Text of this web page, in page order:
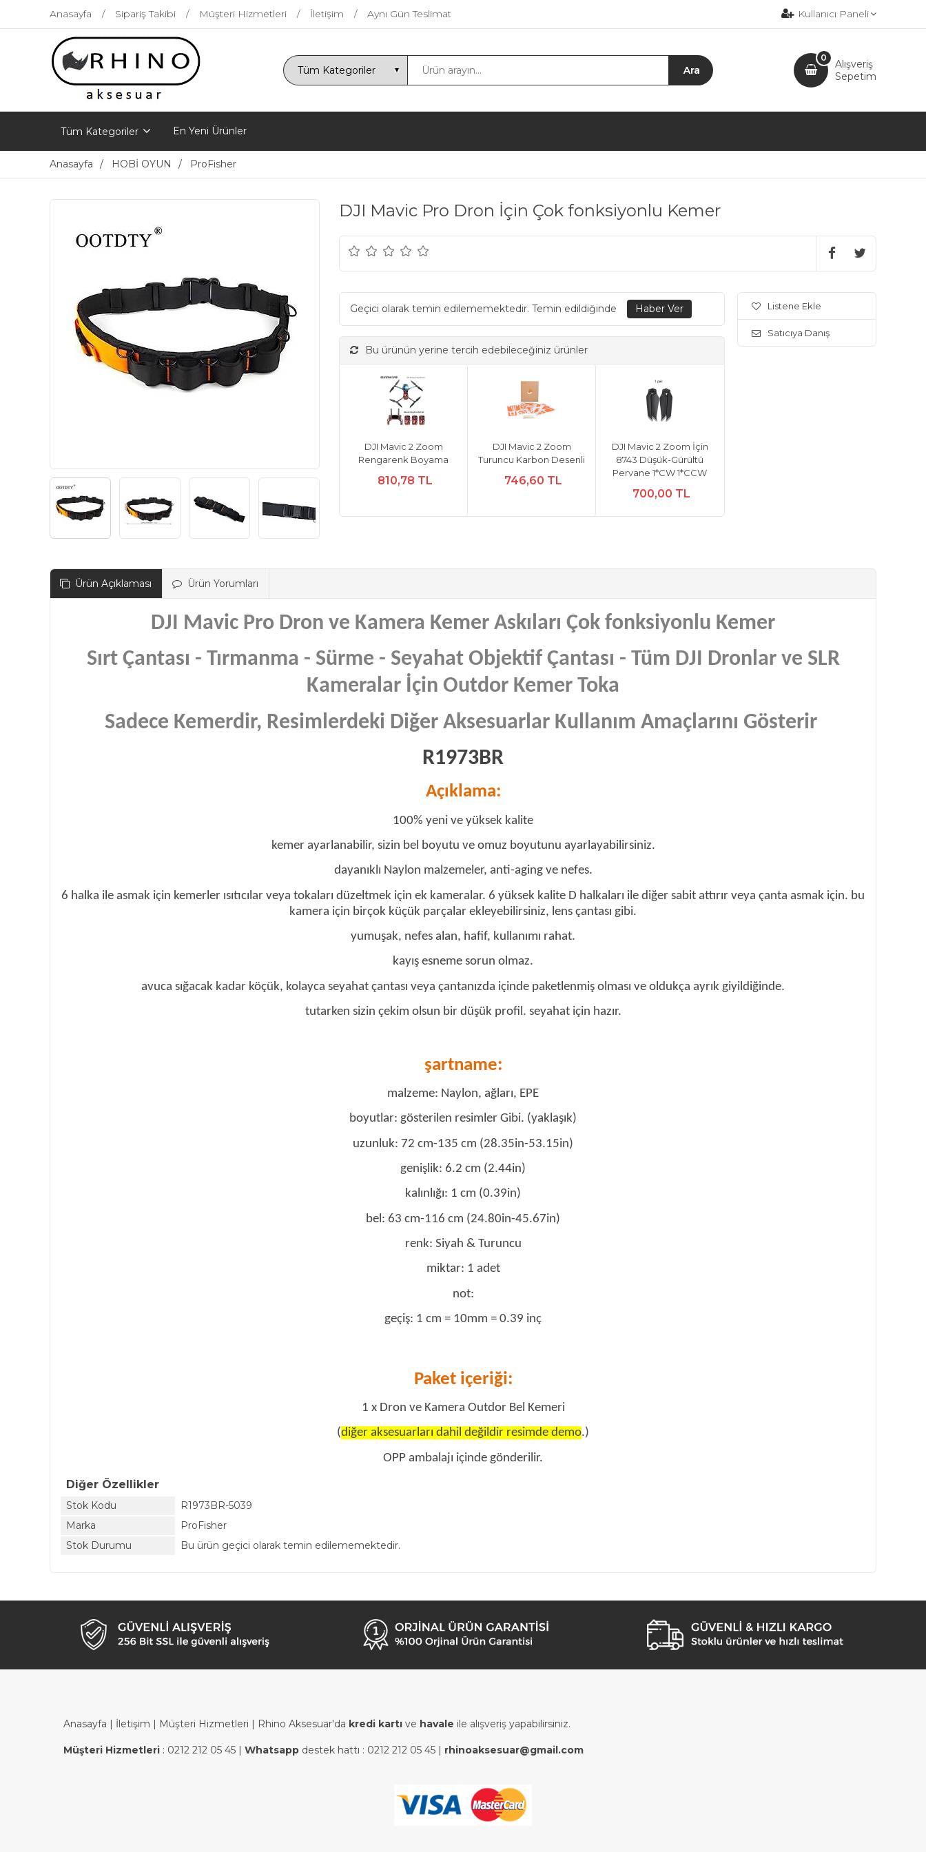
Anasayfa Sipariş Takibi Müşteri Hizmetleri İletişim Aynı Gün Teslimat Kullanıcı Paneli
Alışveriş
Sepetim
0
Tüm Kategoriler En Yeni Ürünler
Anasayfa HOBİ OYUN ProFisher
DJI Mavic Pro Dron İçin Çok fonksiyonlu Kemer
Geçici olarak temin edilememektedir. Temin edildiğinde
Bu ürünün yerine tercih edebileceğiniz ürünler
DJI Mavic 2 Zoom
Rengarenk Boyama
810,78 TL
DJI Mavic 2 Zoom
Turuncu Karbon Desenli
746,60 TL
DJI Mavic 2 Zoom İçin
8743 Düşük-Gürültü
Pervane 1*CW 1*CCW
700,00 TL
Listene Ekle
Satıcıya Danış
Ürün Açıklaması Ürün Yorumları
DJI Mavic Pro Dron ve Kamera Kemer Askıları Çok fonksiyonlu Kemer
Sırt Çantası - Tırmanma - Sürme - Seyahat Objektif Çantası - Tüm DJI Dronlar ve SLR
Kameralar İçin Outdor Kemer Toka
Sadece Kemerdir, Resimlerdeki Diğer Aksesuarlar Kullanım Amaçlarını Gösterir
R1973BR
Açıklama:
100% yeni ve yüksek kalite
kemer ayarlanabilir, sizin bel boyutu ve omuz boyutunu ayarlayabilirsiniz.
dayanıklı Naylon malzemeler, anti-aging ve nefes.
6 halka ile asmak için kemerler ısıtıcılar veya tokaları düzeltmek için ek kameralar. 6 yüksek kalite D halkaları ile diğer sabit attırır veya çanta asmak için. bu
kamera için birçok küçük parçalar ekleyebilirsiniz, lens çantası gibi.
yumuşak, nefes alan, hafif, kullanımı rahat.
kayış esneme sorun olmaz.
avuca sığacak kadar köçük, kolayca seyahat çantası veya çantanızda içinde paketlenmiş olması ve oldukça ayrık giyildiğinde.
tutarken sizin çekim olsun bir düşük profil. seyahat için hazır.
şartname:
malzeme: Naylon, ağları, EPE
boyutlar: gösterilen resimler Gibi. (yaklaşık)
uzunluk: 72 cm-135 cm (28.35in-53.15in)
genişlik: 6.2 cm (2.44in)
kalınlığı: 1 cm (0.39in)
bel: 63 cm-116 cm (24.80in-45.67in)
renk: Siyah & Turuncu
miktar: 1 adet
not:
geçiş: 1 cm = 10mm = 0.39 inç
Paket içeriği:
1 x Dron ve Kamera Outdor Bel Kemeri
(diğer aksesuarları dahil değildir resimde demo.)
OPP ambalajı içinde gönderilir.
Diğer Özellikler
Stok Kodu
R1973BR-5039
Marka
ProFisher
Stok Durumu
Bu ürün geçici olarak temin edilememektedir.
Anasayfa | İletişim | Müşteri Hizmetleri | Rhino Aksesuar'da kredi kartı ve havale ile alışveriş yapabilirsiniz.
Müşteri Hizmetleri : 0212 212 05 45 | Whatsapp destek hattı : 0212 212 05 45 | rhinoaksesuar@gmail.com